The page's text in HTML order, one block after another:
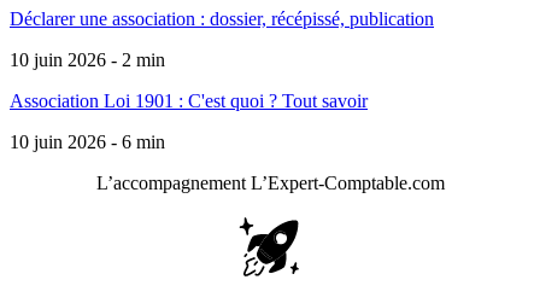
Déclarer une association : dossier, récépissé, publication
10 juin 2026 - 2 min
Association Loi 1901 : C'est quoi ? Tout savoir
10 juin 2026 - 6 min
L’accompagnement L’Expert-Comptable.com